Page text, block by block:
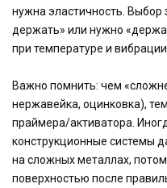
нужна эластичность. Выбор
держать» или нужно
при температуре и вибрации.
Важно помнить: чем
нержавейка, оцинковка),
праймера/активатора.
конструкционные системы
на сложных металлах,
поверхностью после